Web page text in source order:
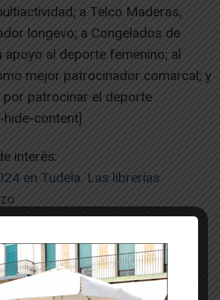
a Telco Maderas,
longevo; a Congelados de
apoyo al deporte femenino; al
mejor patrocinador comarcal; y
por patrocinar el deporte
content]
interés:
en Tudela. Las librerías